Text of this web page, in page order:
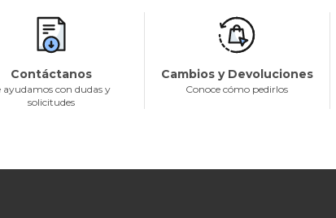
Contáctanos
ayudamos con dudas y
solicitudes
Cambios y Devoluciones
Conoce cómo pedirlos